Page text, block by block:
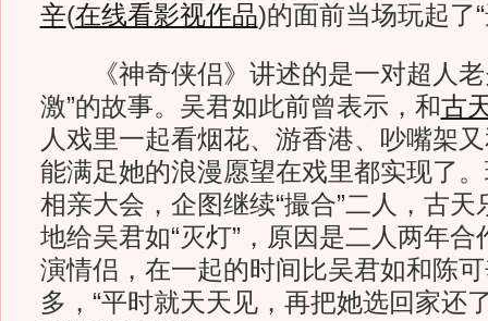
辛(在线看影视作品)的面前当场玩起了
《神奇侠侣》讲述的是一对超人老
激”的故事。吴君如此前曾表示，和古
人戏里一起看烟花、游香港、吵嘴架
能满足她的浪漫愿望在戏里都实现了
相亲大会，企图继续“撮合”二人，古
地给吴君如“灭灯”，原因是二人两年
演情侣，在一起的时间比吴君如和陈
多，“平时就天天见，再把她选回家还